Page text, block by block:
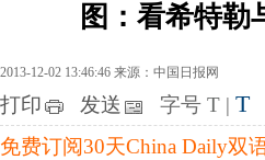
图：看希特勒
2013-12-02 13:46:46 来源：中国日报网
打印 发送 字号 T | T
免费订阅30天China Daily双